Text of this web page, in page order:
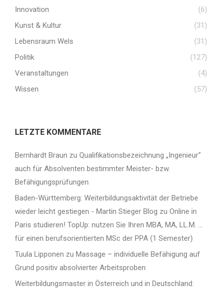
Innovation
(6)
Kunst & Kultur
(31)
Lebensraum Wels
(31)
Politik
(127)
Veranstaltungen
(4)
Wissen
(57)
LETZTE KOMMENTARE
Bernhardt Braun zu Qualifikationsbezeichnung „Ingenieur“
auch für Absolventen bestimmter Meister- bzw.
Befähigungsprüfungen
Baden-Württemberg: Weiterbildungsaktivität der Betriebe
wieder leicht gestiegen - Martin Stieger Blog zu Online in
Paris studieren! TopUp: nutzen Sie Ihren MBA, MA, LL.M. …
für einen berufsorientierten MSc der PPA (1 Semester)
Tuula Lipponen zu Massage – individuelle Befähigung auf
Grund positiv absolvierter Arbeitsproben
Weiterbildungsmaster in Österreich und in Deutschland: